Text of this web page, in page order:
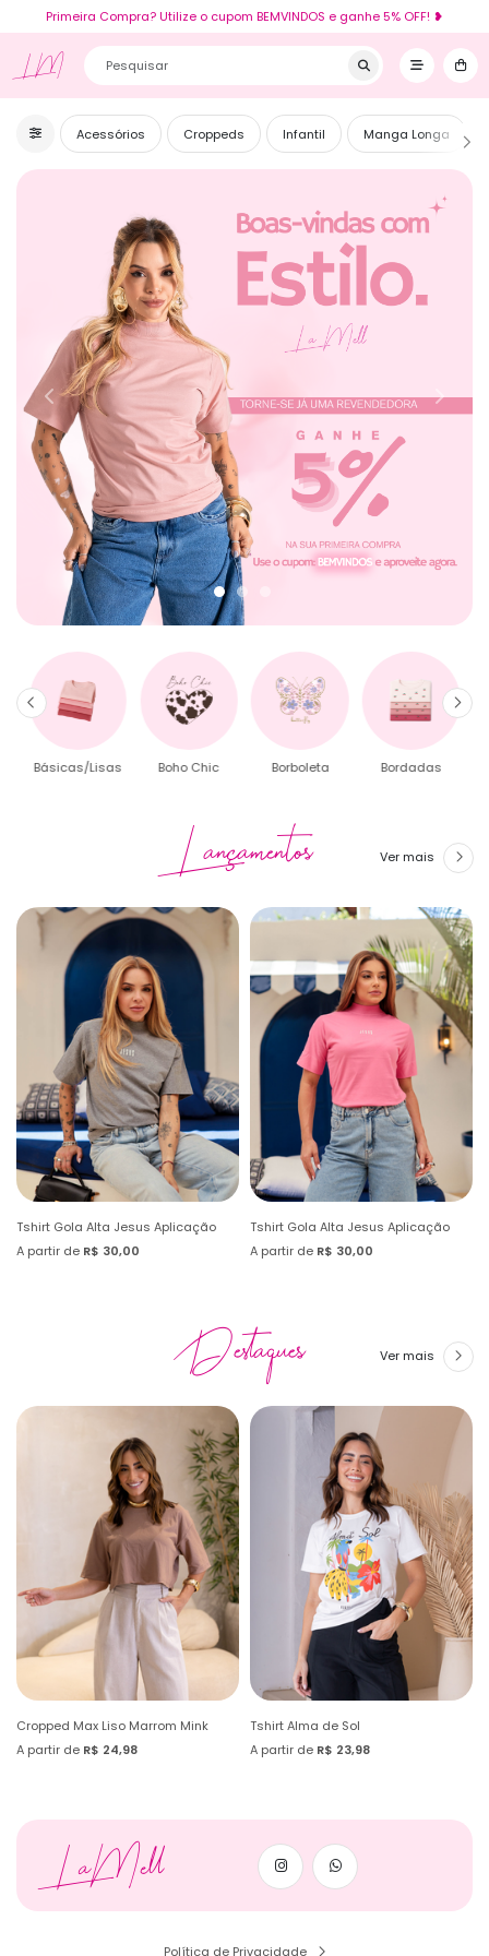
Primeira Compra? Utilize o cupom BEMVINDOS e ganhe 5% OFF! ❥
LM
Acessórios Croppeds Infantil Manga Longa
Básicas/Lisas Boho Chic Borboleta Bordadas
Lançamentos Ver mais
Tshirt Gola Alta Jesus Aplicação
A partir de R$ 30,00
Tshirt Gola Alta Jesus Aplicação
A partir de R$ 30,00
Destaques Ver mais
Cropped Max Liso Marrom Mink
A partir de R$ 24,98
Tshirt Alma de Sol
A partir de R$ 23,98
LaMell
Política de Privacidade